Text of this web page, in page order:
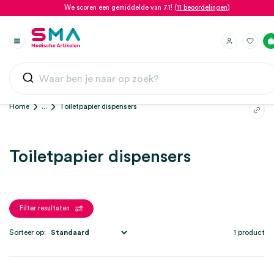
We scoren een gemiddelde van 7.1! (11 beoordelingen)
Home ... Toiletpapier dispensers
Toiletpapier dispensers
Filter resultaten
1 product
Sorteer op: